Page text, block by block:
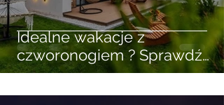
Idealne wakacje z
czworonogiem ? Sprawdź
wynajem domków w
Niechorzu przyjaznych